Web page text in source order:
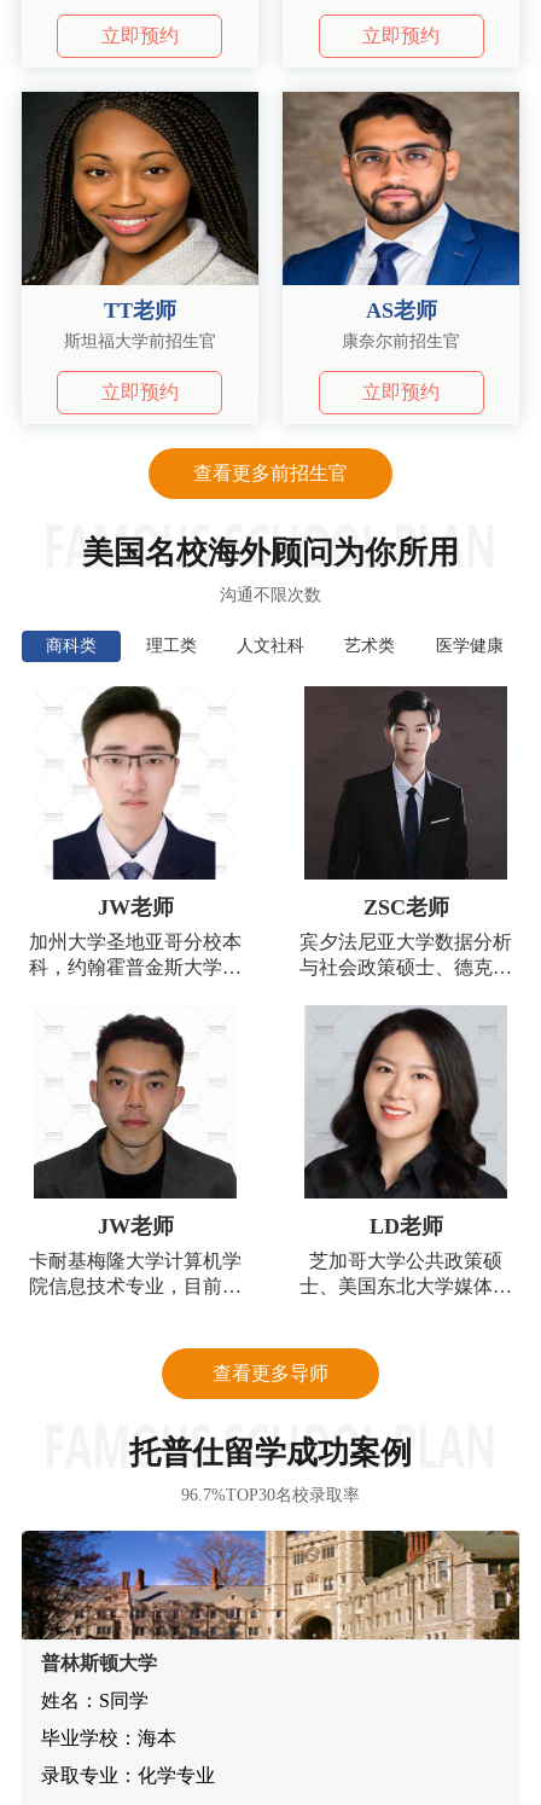
立即预约 立即预约
TT老师
斯坦福大学前招生官
立即预约
AS老师
康奈尔前招生官
立即预约
查看更多前招生官
美国名校海外顾问为你所用
沟通不限次数
商科类 理工类 人文社科 艺术类 医学健康
JW老师
加州大学圣地亚哥分校本
科，约翰霍普金斯大学商
二级考试，同时拥有多年
美股、港股、A股投资经
验。
ZSC老师
宾夕法尼亚大学数据分析
与社会政策硕士、德克萨
管理本科；曾在国内最顶
尖的投资机构——高瓴投
资、平安资本、英诺天使
基金等任职。同时帮助众
多学生修改简历、提供咨
询服务，最终斩获心仪的
投资银行或投资机构等金
融行业的实习或全职offer
JW老师
卡耐基梅隆大学计算机学
院信息技术专业，目前就
顾问的工作，拥有超过5
年的咨询和金融以及互联
非常丰富的留学和职业咨
询经验，尤其对北美名校
的申请十分了解。
LD老师
芝加哥大学公共政策硕
士、美国东北大学媒体和
查看更多导师
托普仕留学成功案例
96.7%TOP30名校录取率
普林斯顿大学
姓名： S同学
毕业学校：海本
录取专业：化学专业